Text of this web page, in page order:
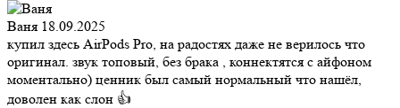
Ваня 18.09.2025
купил здесь AirPods Pro, на радостях даже не верилось что
оригинал. звук топовый, без брака , коннектятся с айфоном
моментально) ценник был самый нормальный что нашёл,
доволен как слон 👍